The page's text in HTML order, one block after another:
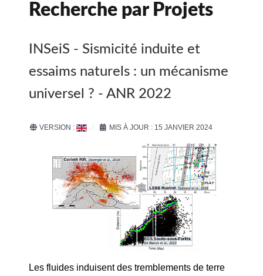
Recherche par Projets
INSeiS - Sismicité induite et
essaims naturels : un mécanisme
universel ? - ANR 2022
VERSION : MIS À JOUR : 15 JANVIER 2024
Les fluides induisent des tremblements de terre